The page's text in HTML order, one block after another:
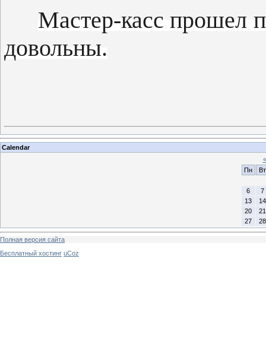
Мастер-касс прошел
довольны.
Calendar
«
Пн
Вт
6
7
13
14
20
21
27
28
Полная версия сайта
Бесплатный хостинг uCoz